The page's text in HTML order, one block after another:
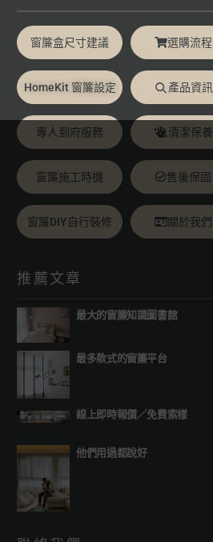
窗簾盒尺寸建議 選購流程
HomeKit 窗簾設定 產品資訊
專人到府服務 清潔保養
窗簾施工時機 售後保固
窗簾DIY自行裝修 關於我們
推薦文章
最大的窗簾知識圖書館
最多款式的窗簾平台
線上即時報價／免費索樣
他們用過都說好